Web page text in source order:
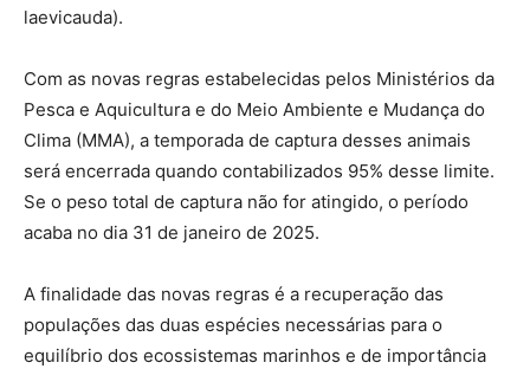
laevicauda).
Com as novas regras estabelecidas pelos Ministérios da
Pesca e Aquicultura e do Meio Ambiente e Mudança do
Clima (MMA), a temporada de captura desses animais
será encerrada quando contabilizados 95% desse limite.
Se o peso total de captura não for atingido, o período
acaba no dia 31 de janeiro de 2025.
A finalidade das novas regras é a recuperação das
populações das duas espécies necessárias para o
equilíbrio dos ecossistemas marinhos e de importância